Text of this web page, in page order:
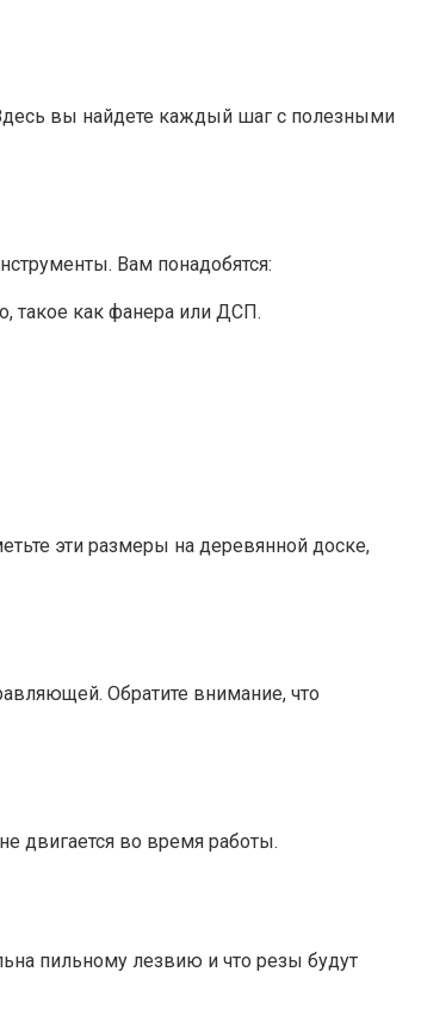
вы найдете каждый шаг с полезными
Вам понадобятся:
такое как фанера или ДСП.
эти размеры на деревянной доске,
Обратите внимание, что
двигается во время работы.
пильному лезвию и что резы будут